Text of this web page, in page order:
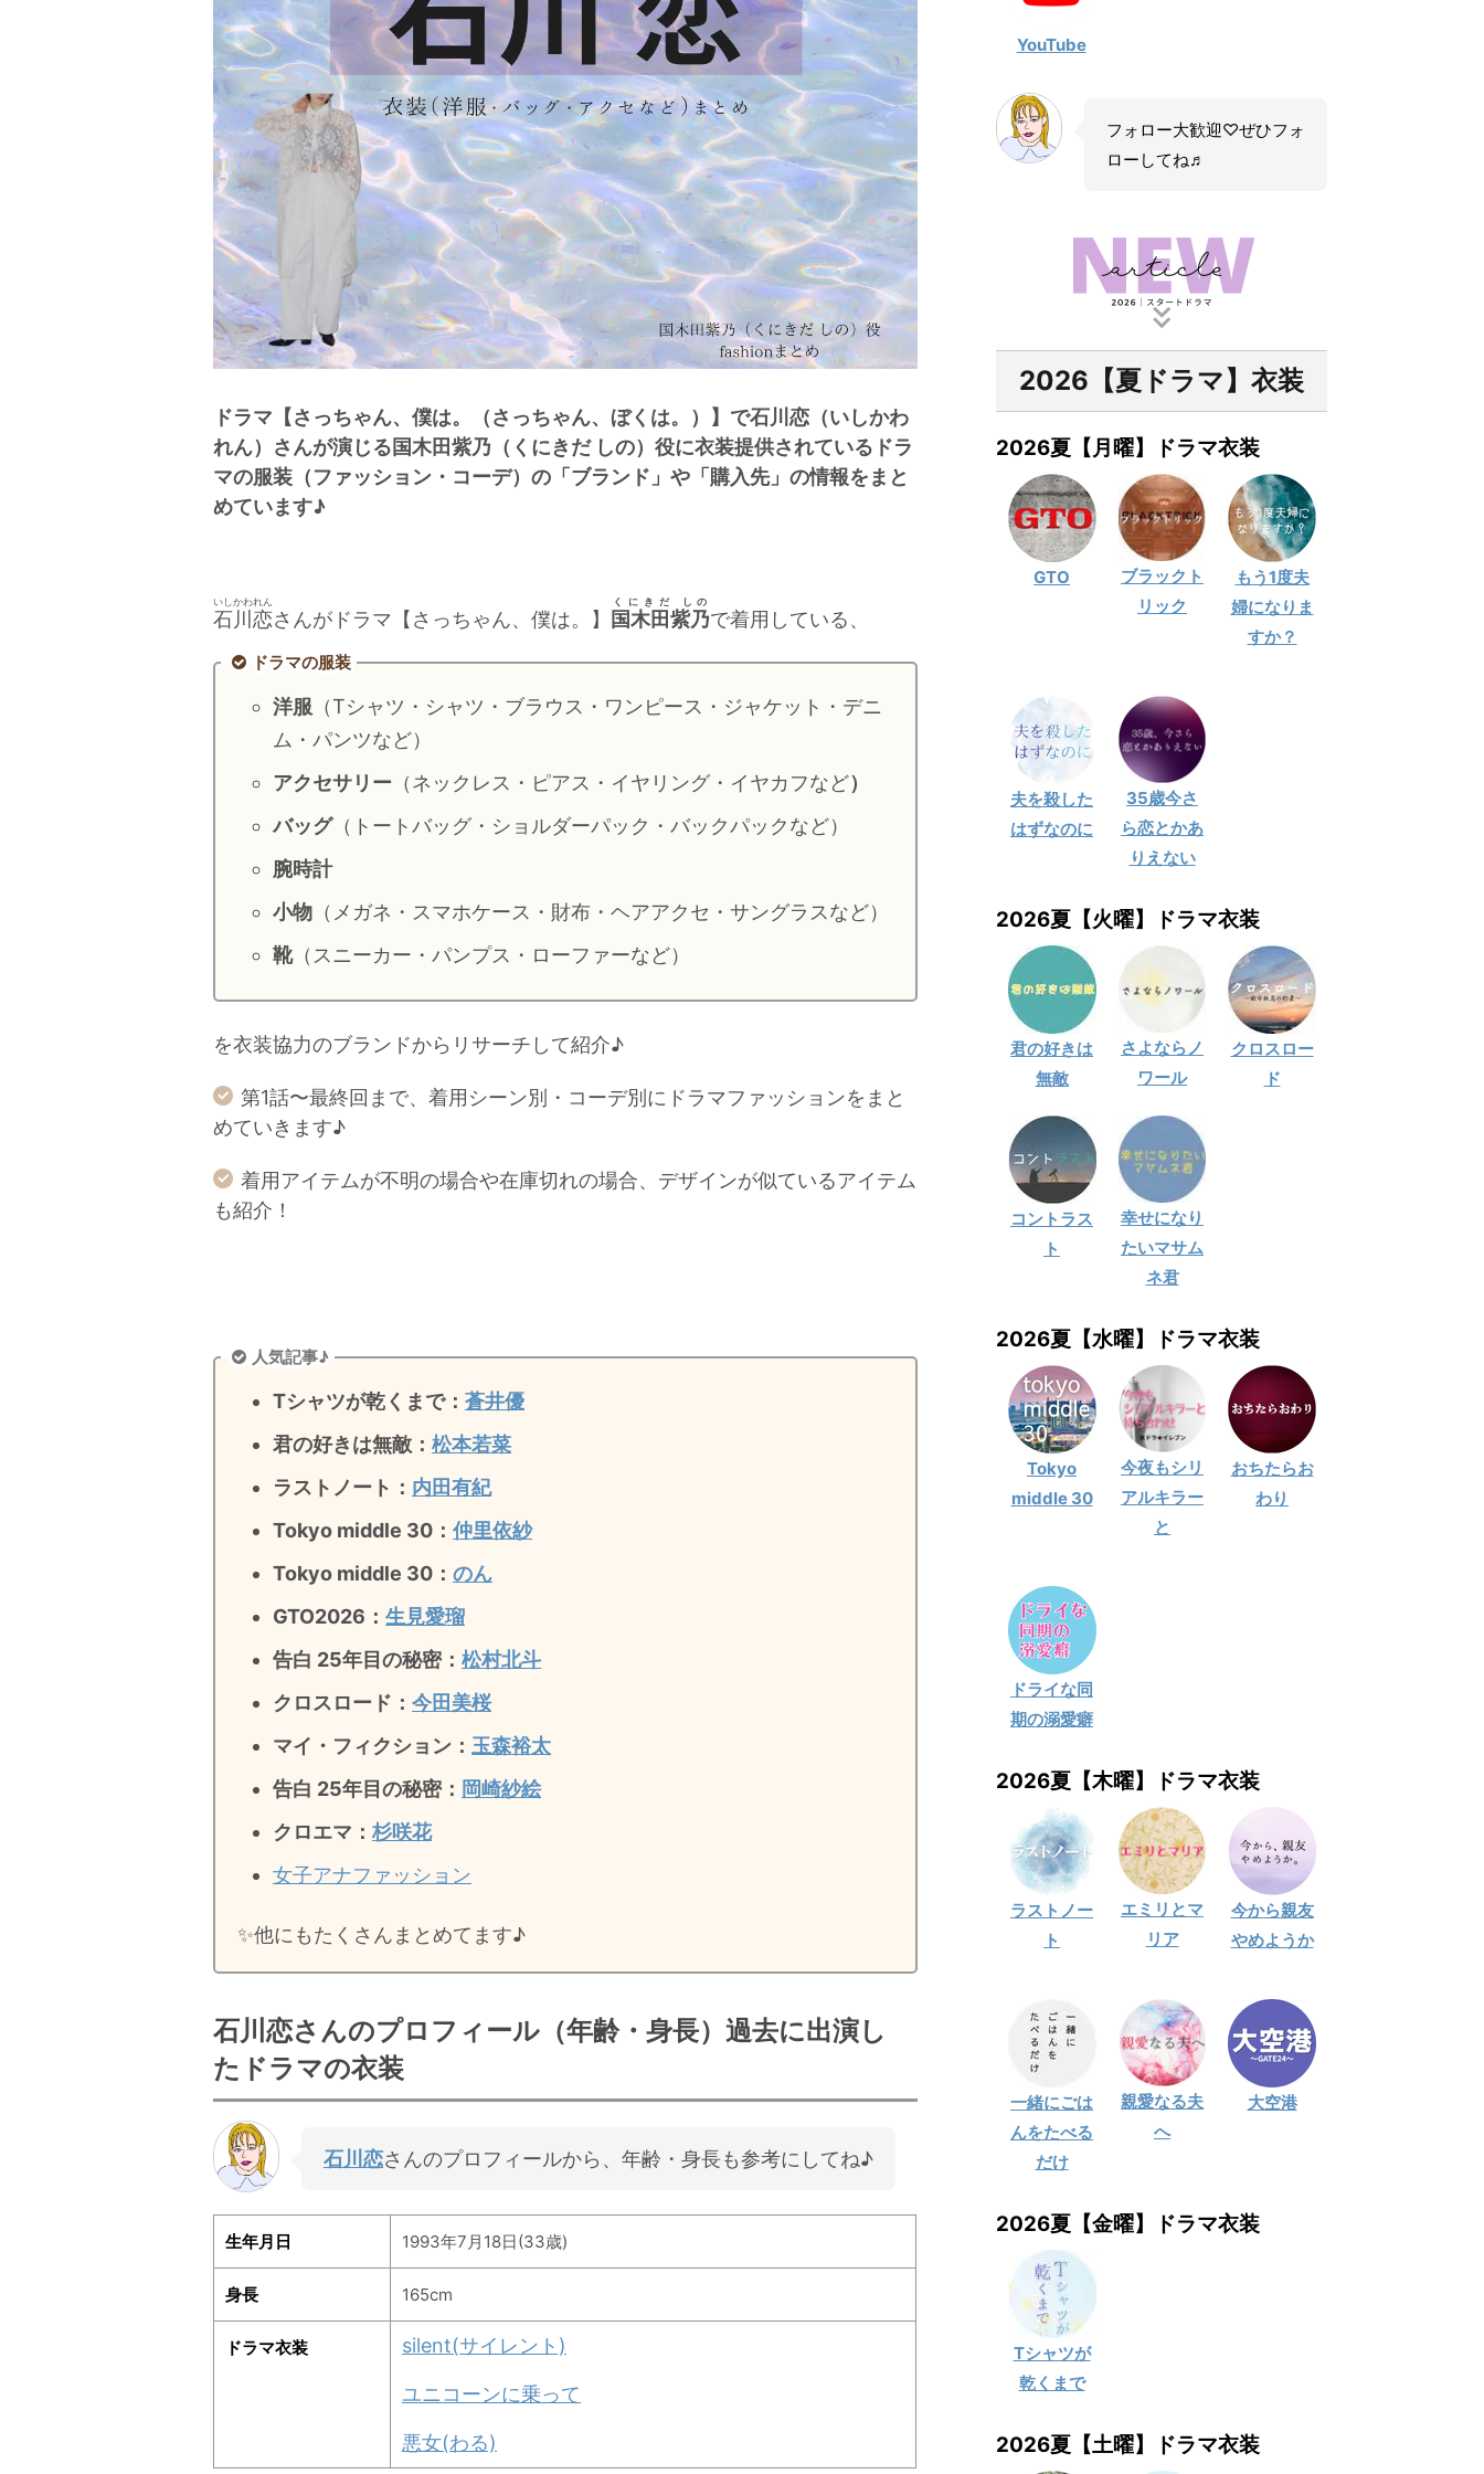
ドラマ【さっちゃん、僕は。（さっちゃん、ぼくは。）】で石川恋（いしかわ
れん）さんが演じる国木田紫乃（くにきだ しの）役に衣装提供されているドラ
マの服装（ファッション・コーデ）の「ブランド」や「購入先」の情報をまと
めています♪
石川恋
いしかわれん
さんがドラマ【さっちゃん、僕は。】 国木田紫乃
くにきだ しの
で着用している、
ドラマの服装
洋服 （Tシャツ・シャツ・ブラウス・ワンピース・ジャケット・デニ
ム・パンツなど）
アクセサリー （ネックレス・ピアス・イヤリング・イヤカフなど）
バッグ（トートバッグ・ショルダーパック・バックパックなど）
腕時計
小物 （メガネ・スマホケース・財布・ヘアアクセ・サングラスなど）
靴（スニーカー・パンプス・ローファーなど）
を衣装協力のブランドからリサーチして紹介♪
第1話〜最終回まで、着用シーン別・コーデ別にドラマファッションをまと
めていきます♪
着用アイテムが不明の場合や在庫切れの場合、デザインが似ているアイテム
も紹介！
人気記事♪
Tシャツが乾くまで： 蒼井優
君の好きは無敵 ： 松本若菜
ラストノート ： 内田有紀
Tokyo middle 30： 仲里依紗
Tokyo middle 30： のん
GTO2026： 生見愛瑠
告白 25年目の秘密： 松村北斗
クロスロード： 今田美桜
マイ・フィクション： 玉森裕太
告白 25年目の秘密： 岡崎紗絵
クロエマ： 杉咲花
女子アナファッション
✨️他にもたくさんまとめてます♪
石川恋さんのプロフィール（年齢・身長）過去に出演し
たドラマの衣装
石川恋さんのプロフィールから、年齢・身長も参考にしてね♪
生年月日 1993年7月18日(33歳)
身長 165cm
ドラマ衣装 silent(サイレント)
ユニコーンに乗って
悪女(わる)
YouTube
フォロー大歓迎♡ぜひフォ
ローしてね♬
2026【夏ドラマ】衣装
2026夏【月曜】ドラマ衣装
GTO
ブラックト
リック
もう1度夫
婦になりま
すか？
夫を殺した
はずなのに
35歳今さ
ら恋とかあ
りえない
2026夏【火曜】ドラマ衣装
君の好きは
無敵
さよならノ
ワール
クロスロー
ド
コントラス
ト
幸せになり
たいマサム
ネ君
2026夏【水曜】ドラマ衣装
Tokyo
middle 30
今夜もシリ
アルキラー
と
おちたらお
わり
ドライな同
期の溺愛癖
2026夏【木曜】ドラマ衣装
ラストノー
ト
エミリとマ
リア
今から親友
やめようか
一緒にごは
んをたべる
だけ
親愛なる夫
へ
大空港
2026夏【金曜】ドラマ衣装
Tシャツが
乾くまで
2026夏【土曜】ドラマ衣装